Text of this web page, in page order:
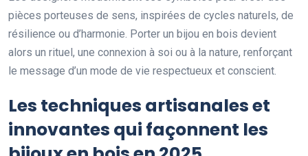
pièces porteuses de sens, inspirées de cycles naturels, de
résilience ou d’harmonie. Porter un bijou en bois devient
alors un rituel, une connexion à soi ou à la nature, renforçant
le message d’un mode de vie respectueux et conscient.
Les techniques artisanales et
innovantes qui façonnent les